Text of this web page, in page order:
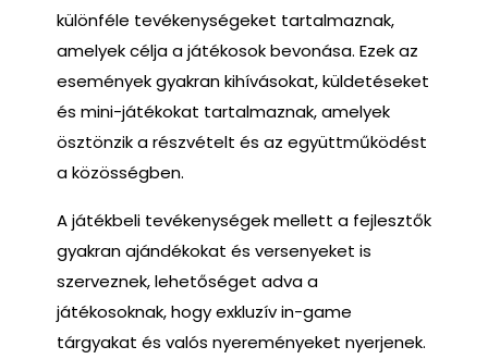
különféle tevékenységeket tartalmaznak,
amelyek célja a játékosok bevonása. Ezek az
események gyakran kihívásokat, küldetéseket
és mini-játékokat tartalmaznak, amelyek
ösztönzik a részvételt és az együttműködést
a közösségben.
A játékbeli tevékenységek mellett a fejlesztők
gyakran ajándékokat és versenyeket is
szerveznek, lehetőséget adva a
játékosoknak, hogy exkluzív in-game
tárgyakat és valós nyereményeket nyerjenek.